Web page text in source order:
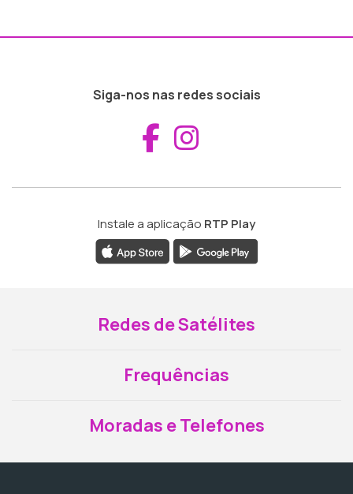
Siga-nos nas redes sociais
Aceder ao
Instale a aplicação RTP Play
Redes de Satélites
Frequências
Moradas e Telefones